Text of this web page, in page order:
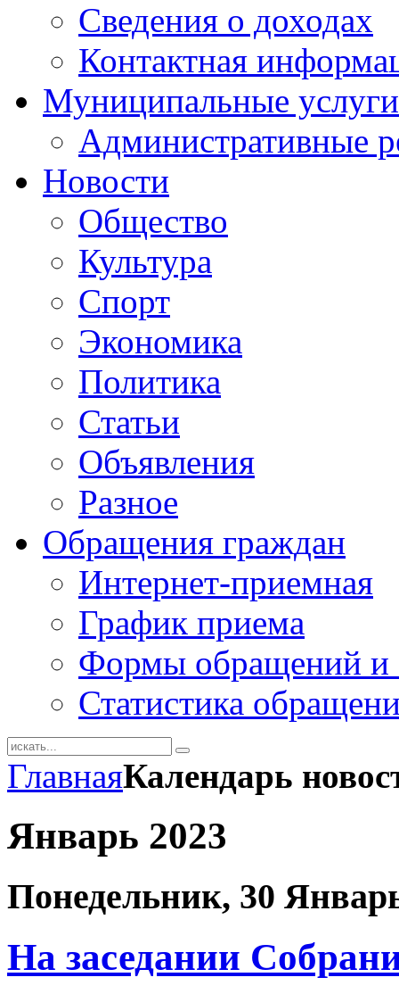
Сведения о доходах
Контактная
Муниципальные услуги
Административные
Новости
Общество
Культура
Спорт
Экономика
Политика
Статьи
Объявления
Разное
Обращения граждан
Интернет-приемная
График приема
Формы обращений и
Статистика
ГлавнаяКалендарь
Январь 2023
Понедельник, 30
На заседании